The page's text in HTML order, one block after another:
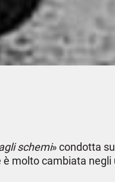
schemi» condotta
molto cambiata